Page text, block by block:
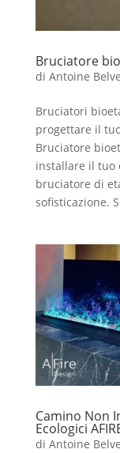
Bruciatore
di Antoine
Bruciatori
progettare il
Bruciatore
installare il tuo
bruciatore di
sofisticazione.
Camino Non
Ecologici
di Antoine